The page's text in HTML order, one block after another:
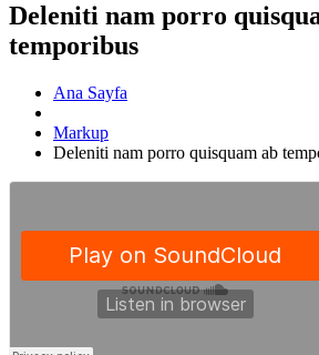
Deleniti nam porro
temporibus
Ana Sayfa
Markup
Deleniti nam porro quisquam ab